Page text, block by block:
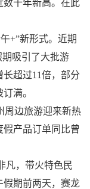
数十年新高。在此
+”新形式。近期
吸引了大批游
超过11倍，部分
满。
周边旅游迎来新热
产品订单同比曾
凡，带火特色民
假期前两天，赛龙